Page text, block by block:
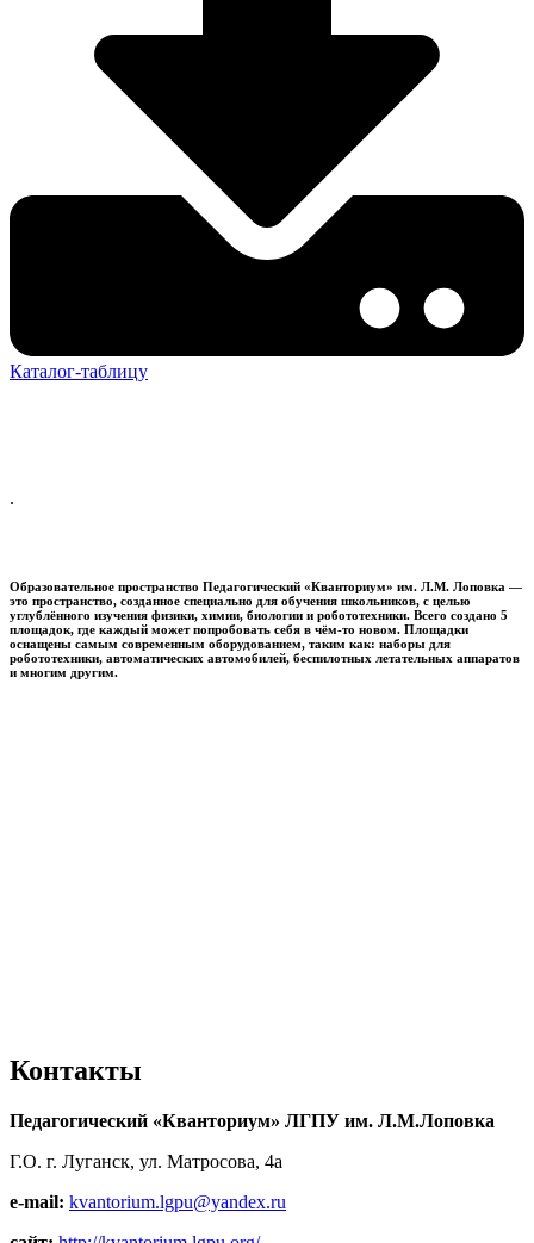
Каталог-таблицу
.
Образовательное пространство Педагогический «Кванториум» им. Л.М. Лоповка —
это пространство, созданное специально для обучения школьников, с целью
углублённого изучения физики, химии, биологии и робототехники. Всего создано 5
площадок, где каждый может попробовать себя в чём-то новом. Площадки
оснащены самым современным оборудованием, таким как: наборы для
робототехники, автоматических автомобилей, беспилотных летательных аппаратов
и многим другим.
Контакты
Педагогический «Кванториум» ЛГПУ им. Л.М.Лоповка
Г.О. г. Луганск, ул. Матросова, 4а
e-mail: kvantorium.lgpu@yandex.ru